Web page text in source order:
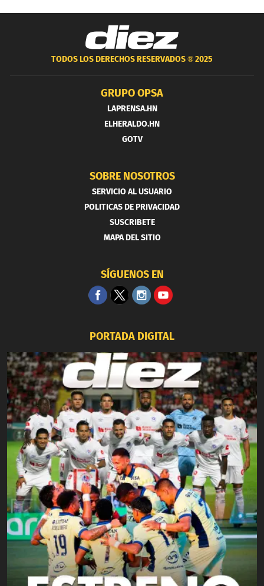
TODOS LOS DERECHOS RESERVADOS ®2025
GRUPO OPSA
LAPRENSA.HN
ELHERALDO.HN
GOTV
SOBRE NOSOTROS
SERVICIO AL USUARIO
POLITICAS DE PRIVACIDAD
SUSCRIBETE
MAPA DEL SITIO
SÍGUENOS EN
PORTADA DIGITAL